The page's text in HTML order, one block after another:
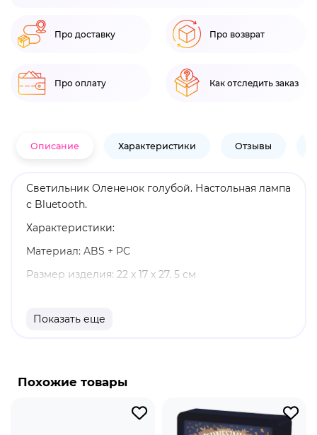
Про доставку Про возврат
Про оплату Как отследить заказ
Описание Характеристики Отзывы
Светильник Олененок голубой. Настольная лампа
с Bluetooth.
Характеристики:
Материал: ABS + PC
Размер изделия: 22 х 17 х 27. 5 см
Напряжение: 5 В/1A
Светодиодные бусины: 12 шт
Яркость: 3 уровня яркости
Показать еще
Похожие товары